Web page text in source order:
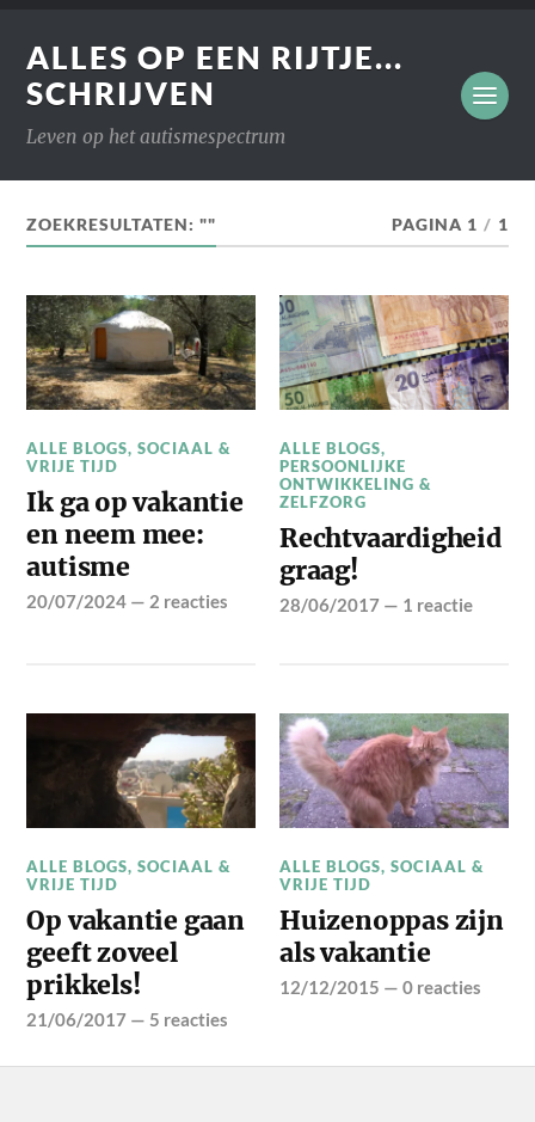
ALLES OP EEN RIJTJE...
SCHRIJVEN
Leven op het autismespectrum
ZOEKRESULTATEN: "" PAGINA 1 / 1
ALLE BLOGS,SOCIAAL &
VRIJE TIJD
Ik ga op vakantie
en neem mee:
autisme
20/07/2024 — 2 reacties
ALLE BLOGS,
PERSOONLIJKE
ONTWIKKELING &
ZELFZORG
Rechtvaardigheid
graag!
28/06/2017 — 1 reactie
ALLE BLOGS,SOCIAAL &
VRIJE TIJD
Op vakantie gaan
geeft zoveel
prikkels!
21/06/2017 — 5 reacties
ALLE BLOGS,SOCIAAL &
VRIJE TIJD
Huizenoppas zijn
als vakantie
12/12/2015 —0 reacties